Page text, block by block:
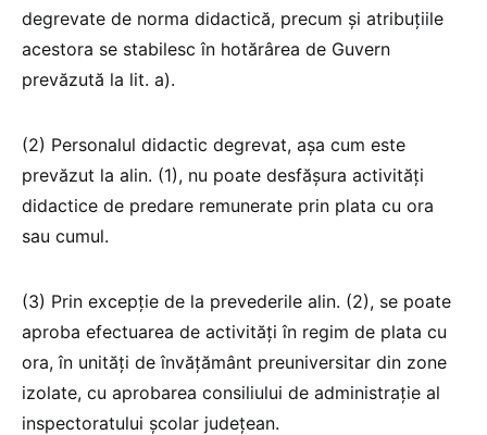
degrevate de norma didactică, precum și atribuțiile
acestora se stabilesc în hotărârea de Guvern
prevăzută la lit. a).
(2) Personalul didactic degrevat, așa cum este
prevăzut la alin. (1), nu poate desfășura activități
didactice de predare remunerate prin plata cu ora
sau cumul.
(3) Prin excepție de la prevederile alin. (2), se poate
aproba efectuarea de activități în regim de plata cu
ora, în unități de învățământ preuniversitar din zone
izolate, cu aprobarea consiliului de administrație al
inspectoratului școlar județean.